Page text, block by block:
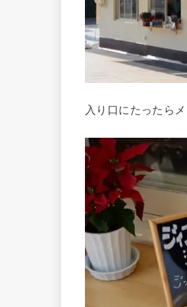
入り口にたったら